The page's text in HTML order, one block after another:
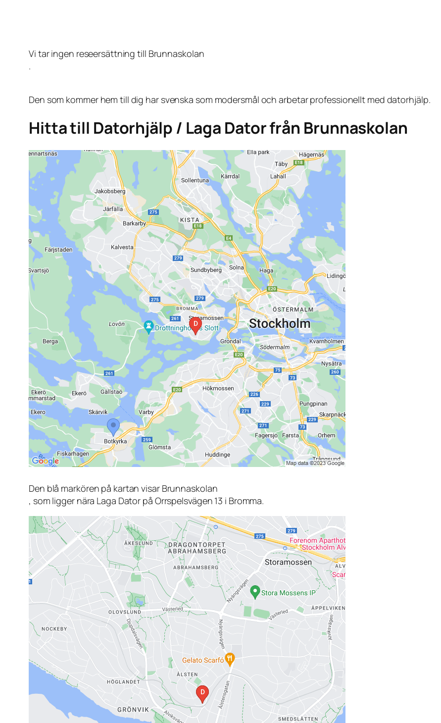
Vi tar ingen reseersättning till Brunnaskolan
.
Den som kommer hem till dig har svenska som modersmål och arbetar professionellt med datorhjälp.
Hitta till Datorhjälp / Laga Dator från Brunnaskolan
Den blå markören på kartan visar Brunnaskolan
, som ligger nära Laga Dator på Orrspelsvägen 13 i Bromma.